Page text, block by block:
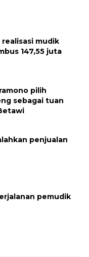
mudik
147,55 juta
pilih
sebagai tuan
penjualan
pemudik